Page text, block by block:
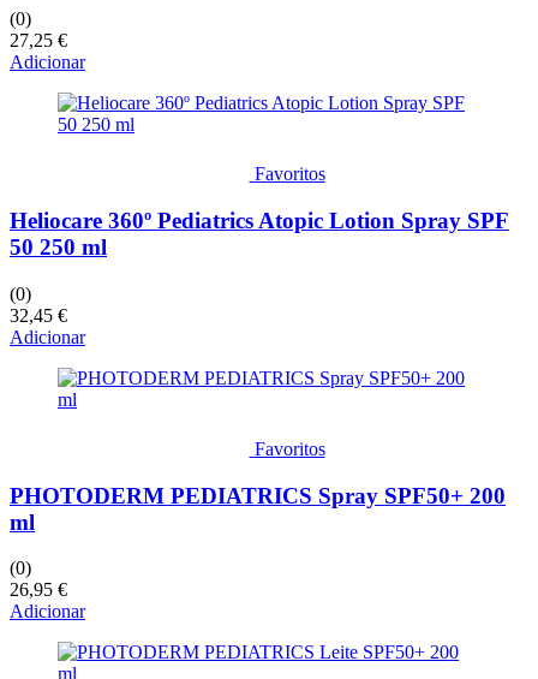
(0)
27,25 €
Adicionar
Favoritos
Heliocare 360º Pediatrics Atopic Lotion Spray SPF
50 250 ml
(0)
32,45 €
Adicionar
Favoritos
PHOTODERM PEDIATRICS Spray SPF50+ 200
ml
(0)
26,95 €
Adicionar